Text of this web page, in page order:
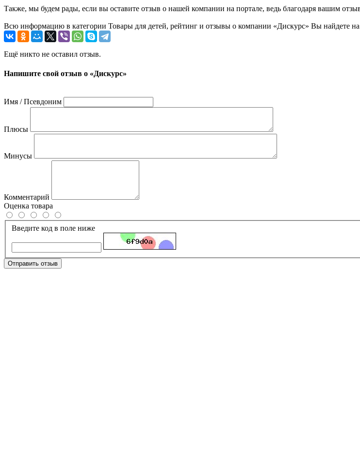
Также, мы будем рады, если вы оставите отзыв о нашей компании на портале, ведь благодаря вашим
Всю информацию в категории Товары для детей, рейтинг и отзывы о компании «Дискурс» Вы найдете
Ещё никто не оставил отзыв.
Напишите свой отзыв о «Дискурс»
Имя / Псевдоним
Плюсы
Минусы
Комментарий
Оценка товара
Введите код в поле ниже
Отправить отзыв